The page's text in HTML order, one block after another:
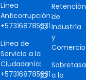
Línea
Anticorrupción:
+573168785931
Línea de
Servicio a la
Ciudadanía:
+573168785931
Retención
de
Industría
y
Comercio
Sobretasa
a la